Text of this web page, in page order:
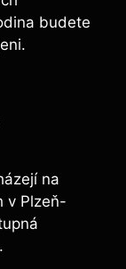
budete
na
v Plzeň-